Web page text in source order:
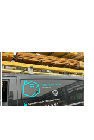
disponible à la
garantie.